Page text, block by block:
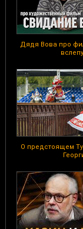
Дядя Вова про
О предстоящем